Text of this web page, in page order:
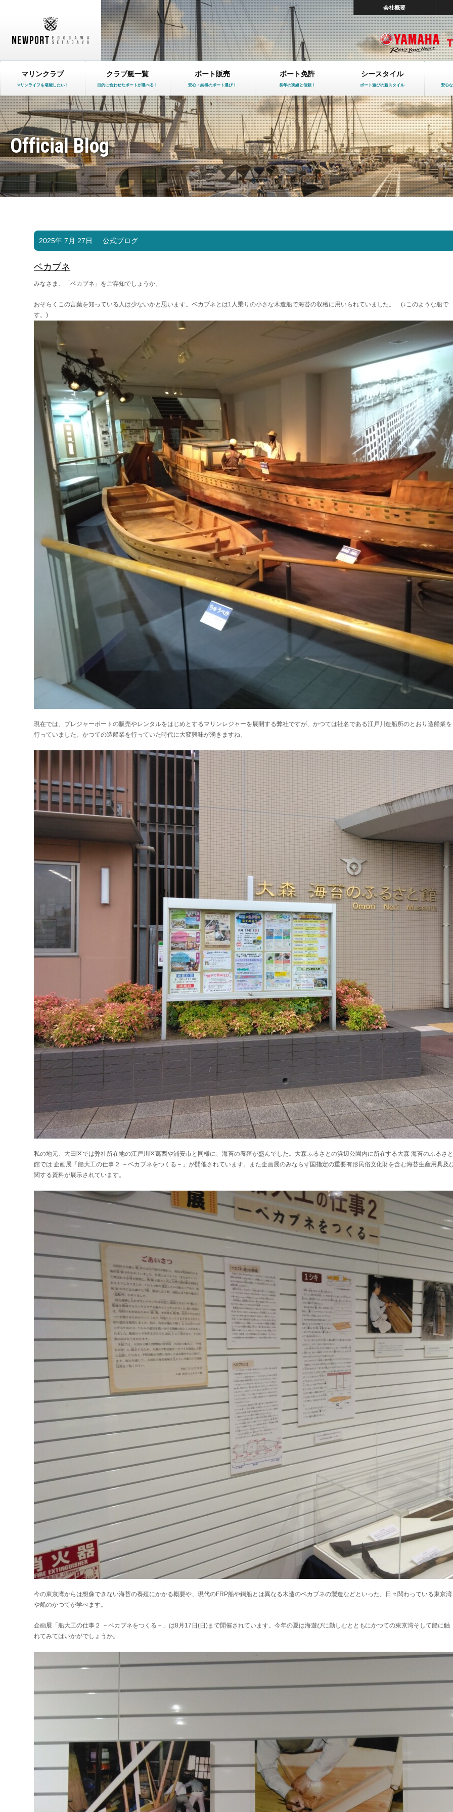
会社概要
マリンクラブ
マリンライフを堪能したい！
クラブ艇一覧
目的に合わせたボートが選べる！
ボート販売
安心・納得のボート選び！
ボート免許
長年の実績と信頼！
シースタイル
ボート遊びの新スタイル 安心
Official Blog
2025年 7月 27日 公式ブログ
ベカブネ
みなさま、「ベカブネ」をご存知でしょうか。
おそらくこの言葉を知っている人は少ないかと思います。ベカブネとは1人乗りの小さな木造船で海苔の収穫に用いられていました。 (↓このような船で
す。)
現在では、プレジャーボートの販売やレンタルをはじめとするマリンレジャーを展開する弊社ですが、かつては社名である江戸川造船所のとおり造船業を
行っていました。かつての造船業を行っていた時代に大変興味が湧きますね。
私の地元、大田区では弊社所在地の江戸川区葛西や浦安市と同様に、海苔の養殖が盛んでした。大森ふるさとの浜辺公園内に所在する大森 海苔のふるさ
館では 企画展「船大工の仕事２ －ベカブネをつくる－」が開催されています。また企画展のみならず国指定の重要有形民俗文化財を含む海苔生産用具及
関する資料が展示されています。
今の東京湾からは想像できない海苔の養殖にかかる概要や、現代のFRP船や鋼船とは異なる木造のベカブネの製造などといった、日々関わっている東京湾
や船のかつてが学べます。
企画展「船大工の仕事２ －ベカブネをつくる－」は8月17日(日)まで開催されています。今年の夏は海遊びに勤しむとともにかつての東京湾そして船に触
れてみてはいかがでしょうか。